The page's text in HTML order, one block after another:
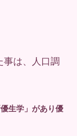
事は、人口調
優生学」があり優